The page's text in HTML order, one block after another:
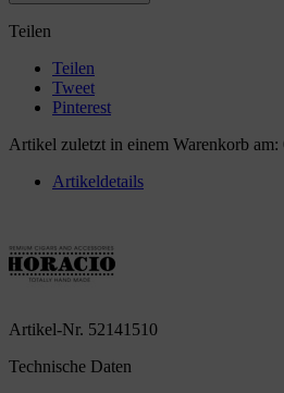
Teilen
Teilen
Tweet
Pinterest
Artikel zuletzt in einem Warenkorb am:
Artikeldetails
Artikel-Nr. 52141510
Technische Daten